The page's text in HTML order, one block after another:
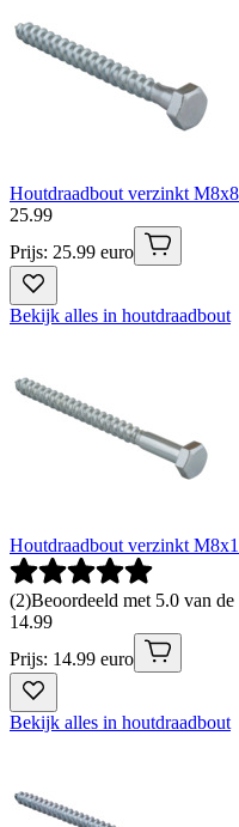
Houtdraadbout verzinkt
25.99
Prijs: 25.99 euro
Bekijk alles in houtdraadbout
Houtdraadbout verzinkt
(2)Beoordeeld met 5.0 van
14.99
Prijs: 14.99 euro
Bekijk alles in houtdraadbout